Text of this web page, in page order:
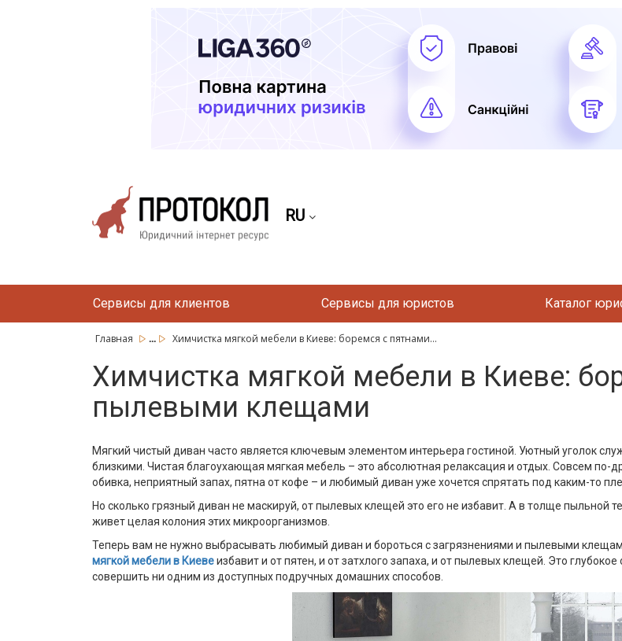
RU
Сервисы для клиентов Сервисы для юристов Каталог
Главная ... Химчистка мягкой мебели в Киеве: боремся с пятнами...
Химчистка мягкой мебели в Киеве:
пылевыми клещами
Мягкий чистый диван часто является ключевым элементом интерьера гостиной. Уютный уголок
близкими. Чистая благоухающая мягкая мебель – это абсолютная релаксация и отдых. Совсем по-
обивка, неприятный запах, пятна от кофе – и любимый диван уже хочется спрятать под каким-то
Но сколько грязный диван не маскируй, от пылевых клещей это его не избавит. А в толще пыльной
живет целая колония этих микроорганизмов.
Теперь вам не нужно выбрасывать любимый диван и бороться с загрязнениями и пылевыми
мягкой мебели в Киевеизбавит и от пятен, и от затхлого запаха, и от пылевых клещей. Это
совершить ни одним из доступных подручных домашних способов.